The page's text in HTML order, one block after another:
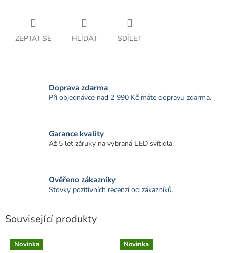
ZEPTAT SE HLÍDAT SDÍLET
Doprava zdarma
Při objednávce nad 2 990 Kč máte dopravu zdarma.
Garance kvality
Až 5 let záruky na vybraná LED svítidla.
Ověřeno zákazníky
Stovky pozitivních recenzí od zákazníků.
Související produkty
Novinka Novinka